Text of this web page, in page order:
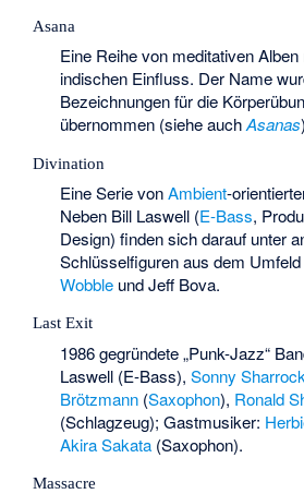
Asana
Eine Reihe von meditativen
indischen Einfluss. Der Name
Bezeichnungen für die
übernommen (siehe auchAsanas
Divination
Eine Serie vonAmbient-
Neben Bill Laswell (E-Bass,
Design) finden sich darauf unter
Schlüsselfiguren aus dem
WobbleundJeff Bova.
Last Exit
1986 gegründete „Punk-Jazz“
Laswell (E-Bass), Sonny Sharrock
Brötzmann(Saxophon), Ronald
(Schlagzeug); Gastmusiker:
Akira Sakata(Saxophon).
Massacre